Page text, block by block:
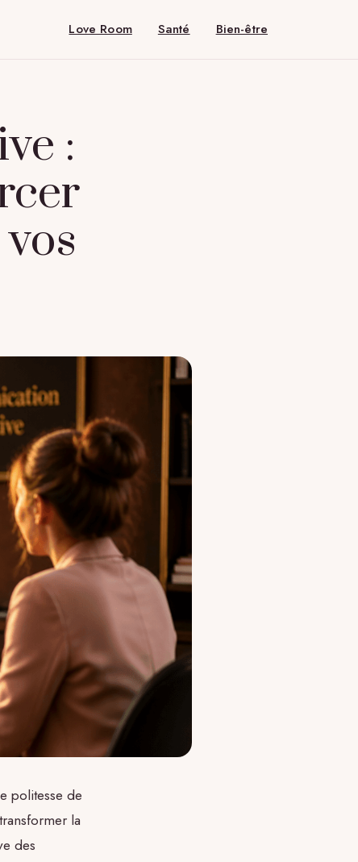
Love Room Santé Bien-être
:
politesse de
la
des